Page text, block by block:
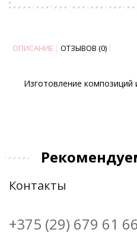
ОПИСАНИЕ ОТЗЫВОВ (0)
Изготовление композиций
Контакты
+375 (29) 679 61 66